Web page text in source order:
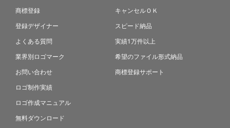
商標登録
登録デザイナー
よくある質問
業界別ロゴマーク
お問い合わせ
ロゴ制作実績
ロゴ作成マニュアル
無料ダウンロード
キャンセルＯＫ
スピード納品
実績1万件以上
希望のファイル形式納品
商標登録サポート